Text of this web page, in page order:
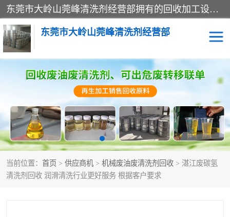
东莞市大岭山莞峰清洗剂经营部拥有的回收加工设备，大量废油回收、废清洗剂回收、废溶剂油回收、机械废油废清洗剂回收、废碳氢回收、碳氢液压油回收、碳氢二氯回收等废清洗剂处理；我们只是提供废旧化工原料的循环使用存放点，执行正规的存放，有正规的回收资质处理。同时我们公司批发零售回收级清洗剂，脱模油再生基础油，质量保证。
东莞市大岭山莞峰清洗剂经营部
当前位置： 首页 > 供应商机 > 机械废油废清洗剂回收 > 湛江废碳氢
清洗剂回收 润滑清洗行业更好服务 根据客户要求
废清洗剂回收
废溶剂油回收 机械废油废清洗剂回收
废碳氢回收 碳氢液压油回收
碳氢二氯回收 回收废三四氯乙烯